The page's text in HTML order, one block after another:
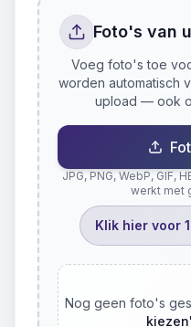
Foto's van
Voeg foto's toe
worden automatisch
upload — ook
JPG, PNG, WebP, GIF,
werkt met
Klik hier voor
Nog geen foto's
kiezen